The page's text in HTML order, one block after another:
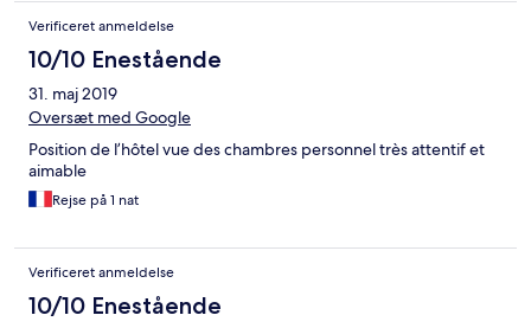
Verificeret anmeldelse
10/10 Enestående
31. maj 2019
Oversæt med Google
Position de l’hôtel vue des chambres personnel très attentif et
aimable
Rejse på 1 nat
Verificeret anmeldelse
10/10 Enestående